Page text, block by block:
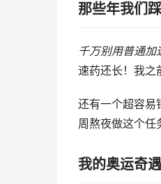
那些年我们
千万别用普通加
速药还长！我之
还有一个超容易
周熬夜做这个任
我的奥运奇